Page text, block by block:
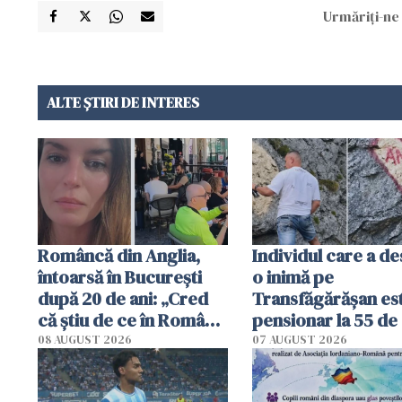
Urmăriți-ne
ALTE ȘTIRI DE INTERES
Româncă din Anglia,
întoarsă în București
după 20 de ani: „Cred
că știu de ce în România
se trăiește mai bine ca
în Anglia. E schimbat"
08 AUGUST 2026
Individul care a
o inimă pe
Transfăgărășan
pensionar la 55 de
Poliția l-a
07 AUGUST 2026